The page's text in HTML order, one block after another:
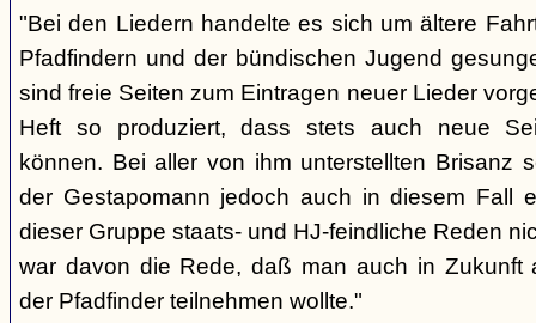
"Bei den Liedern handelte es sich um ältere
Pfadfindern und der bündischen Jugend
sind freie Seiten zum Eintragen neuer Lieder
Heft so produziert, dass stets auch neue
können. Bei aller von ihm unterstellten Brisanz
der Gestapomann jedoch auch in diesem Fall
dieser Gruppe staats- und HJ-feindliche Reden
war davon die Rede, daß man auch in Zukunft
der Pfadfinder teilnehmen wollte."